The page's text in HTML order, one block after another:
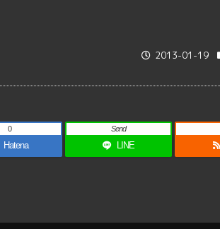
2013-01-19
Hatena
0
LINE
Send